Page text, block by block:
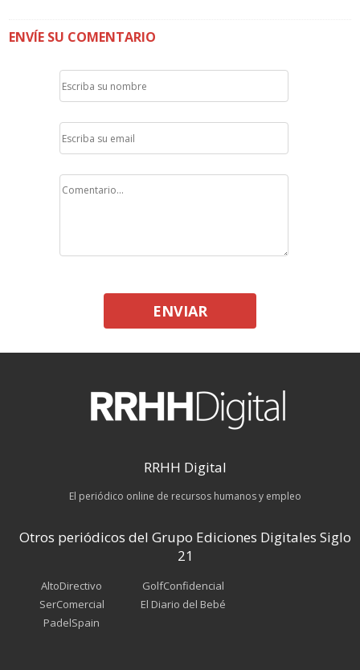
ENVÍE SU COMENTARIO
ENVIAR
RRHH Digital
El periódico online de recursos humanos y empleo
Otros periódicos del Grupo Ediciones Digitales Siglo
21
AltoDirectivo
SerComercial
PadelSpain
GolfConfidencial
El Diario del Bebé